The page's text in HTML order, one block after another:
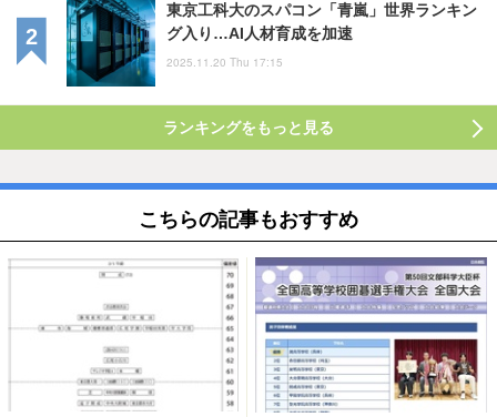
東京工科大のスパコン「青嵐」世界ランキン
グ入り…AI人材育成を加速
2025.11.20 Thu 17:15
ランキングをもっと見る
こちらの記事もおすすめ